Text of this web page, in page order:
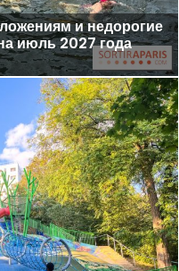
и недорогие
июль 2027 года